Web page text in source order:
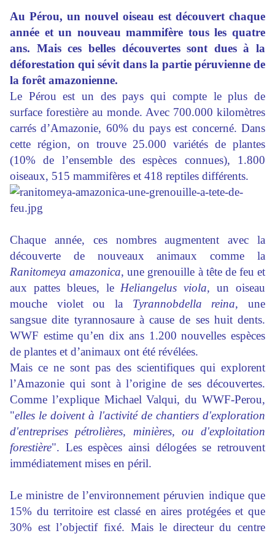
Au Pérou, un nouvel oiseau est découvert chaque
année et un nouveau mammifère tous les quatre
ans. Mais ces belles découvertes sont dues à la
déforestation qui sévit dans la partie péruvienne de
la forêt amazonienne.
Le Pérou est un des pays qui compte le plus de
surface forestière au monde. Avec 700.000 kilomètres
carrés d’Amazonie, 60% du pays est concerné. Dans
cette région, on trouve 25.000 variétés de plantes
(10% de l’ensemble des espèces connues), 1.800
oiseaux, 515 mammifères et 418 reptiles différents.
Chaque année, ces nombres augmentent avec la
découverte de nouveaux animaux comme la
Ranitomeya amazonica, une grenouille à tête de feu et
aux pattes bleues, le Heliangelus viola, un oiseau
mouche violet ou la Tyrannobdella reina, une
sangsue dite tyrannosaure à cause de ses huit dents.
WWF estime qu’en dix ans 1.200 nouvelles espèces
de plantes et d’animaux ont été révélées.
Mais ce ne sont pas des scientifiques qui explorent
l’Amazonie qui sont à l’origine de ses découvertes.
Comme l’explique Michael Valqui, du WWF-Perou,
"elles le doivent à l'activité de chantiers d'exploration
d'entreprises pétrolières, minières, ou d'exploitation
forestière". Les espèces ainsi délogées se retrouvent
immédiatement mises en péril.
Le ministre de l’environnement péruvien indique que
15% du territoire est classé en aires protégées et que
30% est l’objectif fixé. Mais le directeur du centre